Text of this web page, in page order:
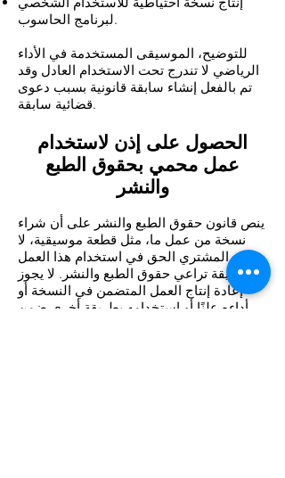
لبرنامج الحاسوب.
للتوضيح، الموسيقى المستخدمة في الأداء
الرياضي لا تندرج تحت الاستخدام العادل وقد
تم بالفعل إنشاء سابقة قانونية بسبب دعوى
قضائية سابقة.
الحصول على إذن لاستخدام
عمل محمي بحقوق الطبع
والنشر
ينص قانون حقوق الطبع والنشر على أن شراء
نسخة من عمل ما، مثل قطعة موسيقية، لا
يمنح المشتري الحق في استخدام هذا العمل
بطريقة تراعي حقوق الطبع والنشر. لا يجوز
إعادة إنتاج العمل المتضمن في النسخة أو
أداءه علنًا أو استخدامه بطريقة أخرى ضمن